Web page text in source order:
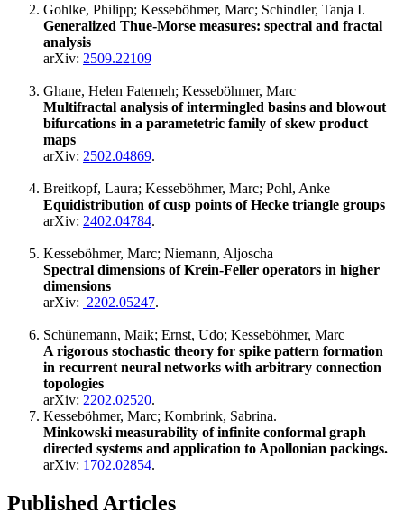
Gohlke, Philipp; Kesseböhmer, Marc; Schindler, Tanja I.
Generalized Thue-Morse measures: spectral and fractal
analysis
arXiv: 2509.22109
Ghane, Helen Fatemeh; Kesseböhmer, Marc
Multifractal analysis of intermingled basins and blowout
bifurcations in a parametetric family of skew product
maps
arXiv: 2502.04869.
Breitkopf, Laura; Kesseböhmer, Marc; Pohl, Anke
Equidistribution of cusp points of Hecke triangle groups
arXiv: 2402.04784.
Kesseböhmer, Marc; Niemann, Aljoscha
Spectral dimensions of Krein-Feller operators in higher
dimensions
arXiv: 2202.05247.
Schünemann, Maik; Ernst, Udo; Kesseböhmer, Marc
A rigorous stochastic theory for spike pattern formation
in recurrent neural networks with arbitrary connection
topologies
arXiv: 2202.02520.
Kesseböhmer, Marc; Kombrink, Sabrina.
Minkowski measurability of infinite conformal graph
directed systems and application to Apollonian packings.
arXiv: 1702.02854.
Published Articles